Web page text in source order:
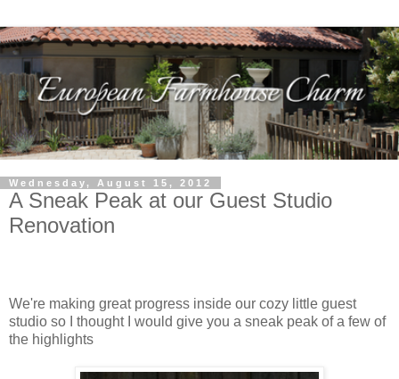
Wednesday, August 15, 2012
A Sneak Peak at our Guest Studio
Renovation
We're making great progress inside our cozy little guest
studio so I thought I would give you a sneak peak of a few of
the highlights